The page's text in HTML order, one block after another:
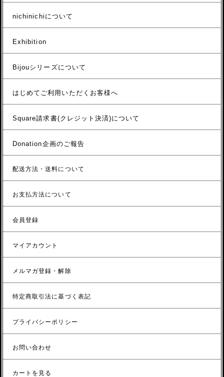
nichinichiについて
Exhibition
Bijouシリーズについて
はじめてご利用いただくお客様へ
Square請求書(クレジット決済)について
Donation企画のご報告
配送方法・送料について
お支払方法について
会員登録
マイアカウント
メルマガ登録・解除
特定商取引法に基づく表記
プライバシーポリシー
お問い合わせ
カートを見る